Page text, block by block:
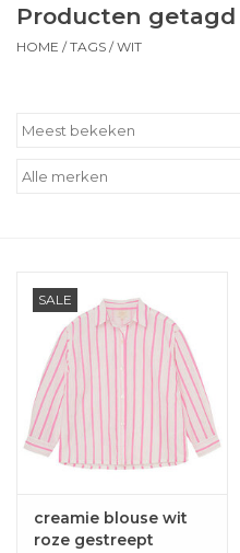
Schoenen
Producten
HOME /TAGS /WIT
SALE
creamie blouse wit
roze gestreept